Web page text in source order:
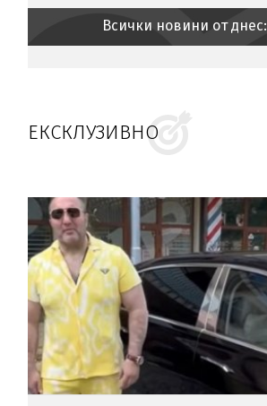
Всички новини от днес:
ЕКСКЛУЗИВНО